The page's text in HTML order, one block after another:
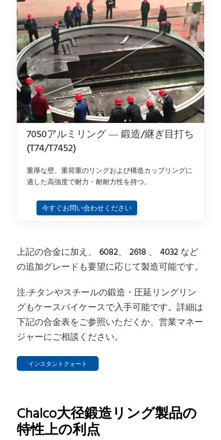
7050アルミリング — 鍛造/継ぎ目打ち
(T74/T7452)
重厚な壁、重荷重のリングおよび構造カップリングに
適した高強度で耐力・耐耐力性を持つ。
今すぐお問い合わせください
上記の合金に加え、 6082、2618 、4032 など
の追加グレードも要望に応じて製造可能です。
注:チタンやスチールの鍛造・圧延リングリン
グもケースバイケースで入手可能です。詳細は
下記の合金表をご参照いただくか、営業マネー
ジャーにご相談ください。
インスタントクォート
Chalco大径鍛造リング製品の
特性上の利点